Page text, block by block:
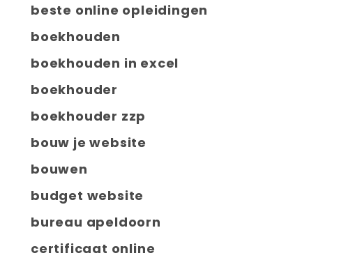
beste online opleidingen
boekhouden
boekhouden in excel
boekhouder
boekhouder zzp
bouw je website
bouwen
budget website
bureau apeldoorn
certificaat online